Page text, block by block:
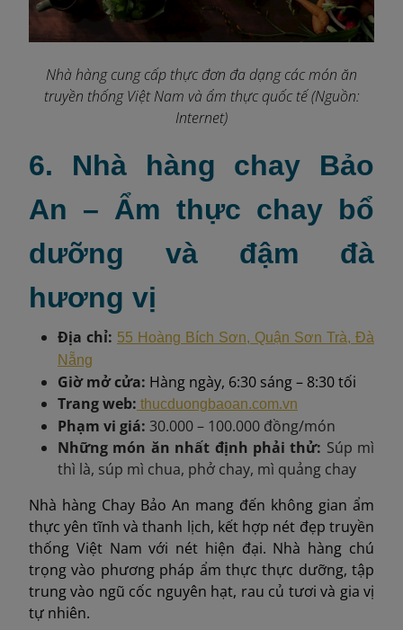
Nhà hàng cung cấp thực đơn đa dạng các món ăn
truyền thống Việt Nam và ẩm thực quốc tế (Nguồn:
Internet)
6. Nhà hàng chay Bảo
An – Ẩm thực chay bổ
dưỡng và đậm đà
hương vị
Địa chỉ: 55 Hoàng Bích Sơn, Quận Sơn Trà, Đà
Nẵng
Giờ mở cửa: Hàng ngày, 6:30 sáng – 8:30 tối
Trang web: thucduongbaoan.com.vn
Phạm vi giá: 30.000 – 100.000 đồng/món
Những món ăn nhất định phải thử: Súp mì
thì là, súp mì chua, phở chay, mì quảng chay
Nhà hàng Chay Bảo An mang đến không gian ẩm
thực yên tĩnh và thanh lịch, kết hợp nét đẹp truyền
thống Việt Nam với nét hiện đại. Nhà hàng chú
trọng vào phương pháp ẩm thực thực dưỡng, tập
trung vào ngũ cốc nguyên hạt, rau củ tươi và gia vị
tự nhiên.